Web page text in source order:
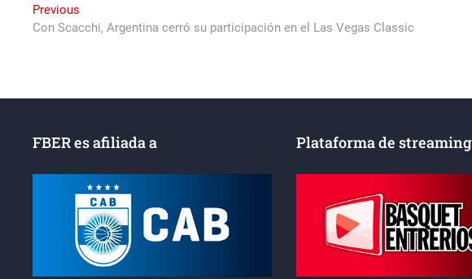
Navegación
de
Previous
post:
Con Scacchi, Argentina cerró su participación en el Las Vegas Classic
FBER es afiliada a Plataforma de streaming